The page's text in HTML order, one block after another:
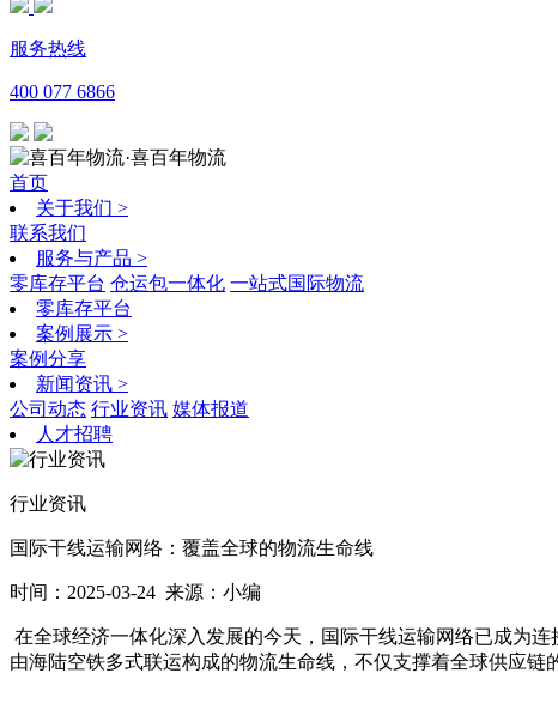
服务热线
400 077 6866
·喜百年物流
首页
关于我们 >
联系我们
服务与产品 >
零库存平台 仓运包一体化 一站式国际物流
零库存平台
案例展示 >
案例分享
新闻资讯 >
公司动态 行业资讯 媒体报道
人才招聘
行业资讯
国际干线运输网络：覆盖全球的物流生命线
时间：2025-03-24 来源：小编
在全球经济一体化深入发展的今天，国际干线运输网络已成为
由海陆空铁多式联运构成的物流生命线，不仅支撑着全球供应链